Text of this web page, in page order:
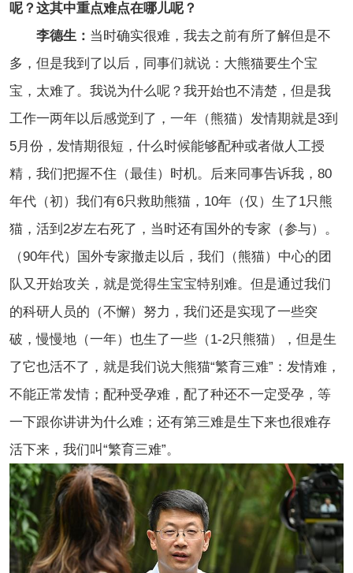
呢？这其中重点难点在哪儿呢？
李德生： 当时确实很难，我去之前有所了解但是不
多，但是我到了以后，同事们就说：大熊猫要生个宝
宝，太难了。我说为什么呢？我开始也不清楚，但是我
工作一两年以后感觉到了，一年（熊猫）发情期就是3到
5月份，发情期很短，什么时候能够配种或者做人工授
精，我们把握不住（最佳）时机。后来同事告诉我，80
年代（初）我们有6只救助熊猫，10年（仅）生了1只熊
猫，活到2岁左右死了，当时还有国外的专家（参与）。
（90年代）国外专家撤走以后，我们（熊猫）中心的团
队又开始攻关，就是觉得生宝宝特别难。但是通过我们
的科研人员的（不懈）努力，我们还是实现了一些突
破，慢慢地（一年）也生了一些（1-2只熊猫），但是生
了它也活不了，就是我们说大熊猫“繁育三难”：发情难，
不能正常发情；配种受孕难，配了种还不一定受孕，等
一下跟你讲讲为什么难；还有第三难是生下来也很难存
活下来，我们叫“繁育三难”。